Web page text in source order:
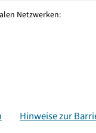
Netzwerken:
Hinweise zur